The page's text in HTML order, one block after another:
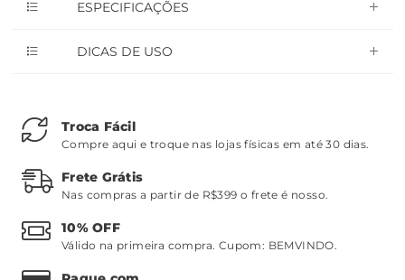
ESPECIFICAÇÕES
DICAS DE USO
Troca Fácil
Compre aqui e troque nas lojas físicas em até 30 dias.
Frete Grátis
Nas compras a partir de R$399 o frete é nosso.
10% OFF
Válido na primeira compra. Cupom: BEMVINDO.